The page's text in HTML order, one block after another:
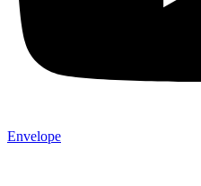
Envelope